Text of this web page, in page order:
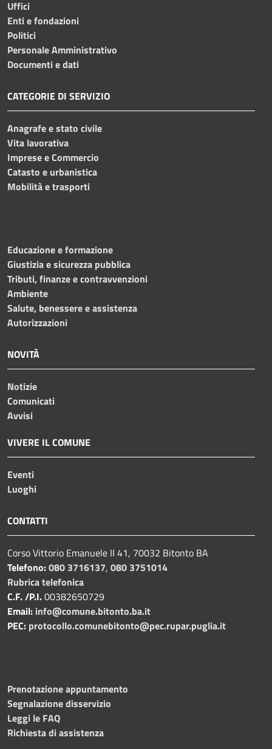
Uffici
Enti e fondazioni
Politici
Personale Amministrativo
Documenti e dati
CATEGORIE DI SERVIZIO
Anagrafe e stato civile
Vita lavorativa
Imprese e Commercio
Catasto e urbanistica
Mobilità e trasporti
Educazione e formazione
Giustizia e sicurezza pubblica
Tributi, finanze e contravvenzioni
Ambiente
Salute, benessere e assistenza
Autorizzazioni
NOVITÀ
Notizie
Comunicati
Avvisi
VIVERE IL COMUNE
Eventi
Luoghi
CONTATTI
Corso Vittorio Emanuele II 41, 70032 Bitonto BA
Telefono:080 3716137, 080 3751014
Rubrica telefonica
C.F. /P.I.00382650729
Email: info@comune.bitonto.ba.it
PEC: protocollo.comunebitonto@pec.rupar.puglia.it
Prenotazione appuntamento
Segnalazione disservizio
Leggi le FAQ
Richiesta di assistenza